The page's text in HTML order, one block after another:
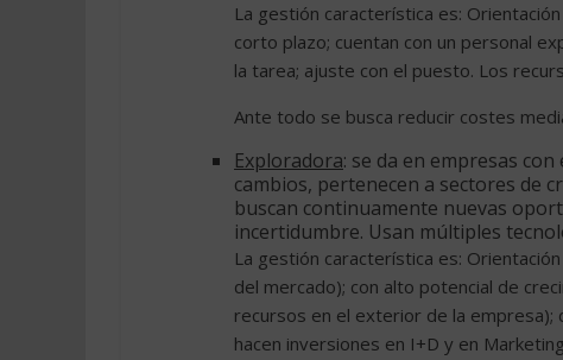
La gestión característica es:
corto plazo; cuentan con un personal
la tarea; ajuste con el puesto. Los
Ante todo se busca reducir costes
Exploradora: se da en empresas
cambios, pertenecen a sectores de
buscan continuamente nuevas
incertidumbre. Usan múltiples
La gestión característica es:
del mercado); con alto potencial de
recursos en el exterior de la empresa);
hacen inversiones en I+D y en